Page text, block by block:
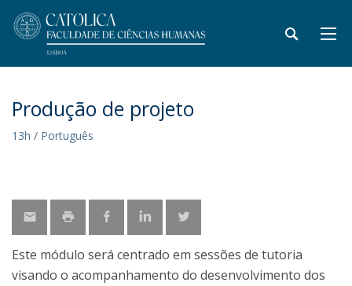
Produção de projeto
13h / Português
Este módulo será centrado em sessões de tutoria
visando o acompanhamento do desenvolvimento dos